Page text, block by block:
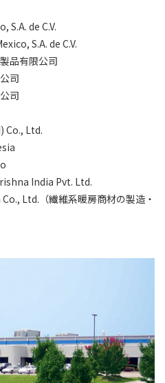
S.A. de C.V.
S.A. de C.V.
品有限公司
司
司
Co., Ltd.
India Pvt. Ltd.
Ltd.（繊維系暖房商材の製造・